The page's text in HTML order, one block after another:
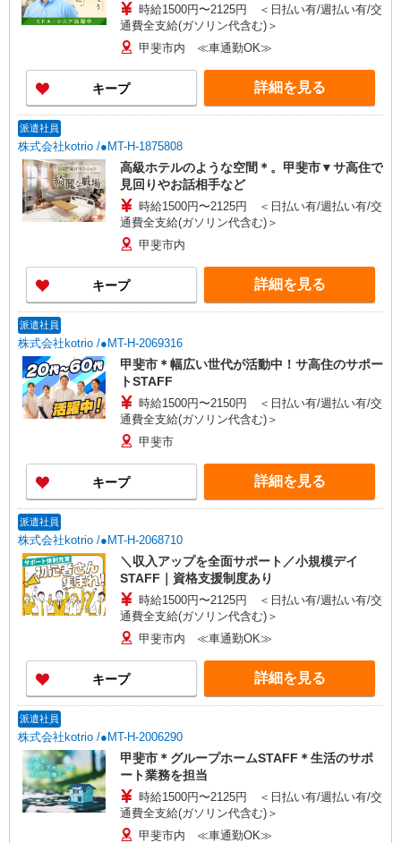
時給1500円〜2125円 ＜日払い有/週払い有/交
通費全支給(ガソリン代含む)＞
甲斐市内 ≪車通勤OK≫
キープ 詳細を見る
派遣社員
株式会社kotrio /●MT-H-1875808
高級ホテルのような空間＊。甲斐市▼サ高住で
見回りやお話相手など
時給1500円〜2125円 ＜日払い有/週払い有/交
通費全支給(ガソリン代含む)＞
甲斐市内
キープ 詳細を見る
派遣社員
株式会社kotrio /●MT-H-2069316
甲斐市＊幅広い世代が活動中！サ高住のサポー
トSTAFF
時給1500円〜2150円 ＜日払い有/週払い有/交
通費全支給(ガソリン代含む)＞
甲斐市
キープ 詳細を見る
派遣社員
株式会社kotrio /●MT-H-2068710
＼収入アップを全面サポート／小規模デイ
STAFF｜資格支援制度あり
時給1500円〜2125円 ＜日払い有/週払い有/交
通費全支給(ガソリン代含む)＞
甲斐市内 ≪車通勤OK≫
キープ 詳細を見る
派遣社員
株式会社kotrio /●MT-H-2006290
甲斐市＊グループホームSTAFF＊生活のサポ
ート業務を担当
時給1500円〜2125円 ＜日払い有/週払い有/交
通費全支給(ガソリン代含む)＞
甲斐市内 ≪車通勤OK≫